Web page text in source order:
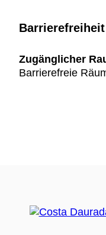
Barrierefreiheit
Zugänglicher
Barrierefreie